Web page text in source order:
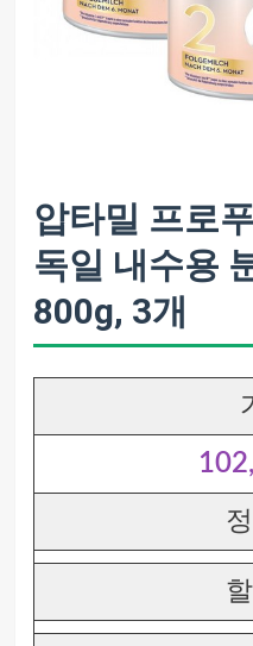
압타밀 프로
독일 내수용
800g, 3개